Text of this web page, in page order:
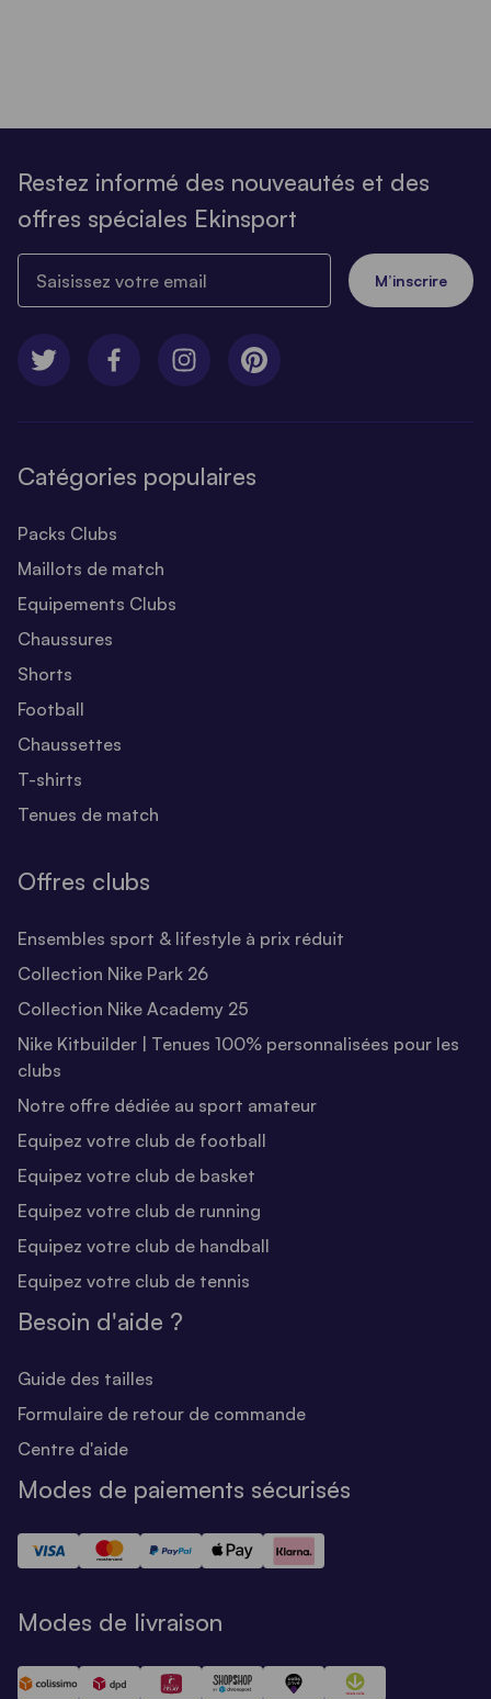
Restez informé des nouveautés et des
offres spéciales Ekinsport
M’inscrire
Catégories populaires
Packs Clubs
Maillots de match
Equipements Clubs
Chaussures
Shorts
Football
Chaussettes
T-shirts
Tenues de match
Offres clubs
Ensembles sport & lifestyle à prix réduit
Collection Nike Park 26
Collection Nike Academy 25
Nike Kitbuilder | Tenues 100% personnalisées pour les
clubs
Notre offre dédiée au sport amateur
Equipez votre club de football
Equipez votre club de basket
Equipez votre club de running
Equipez votre club de handball
Equipez votre club de tennis
Besoin d'aide ?
Guide des tailles
Formulaire de retour de commande
Centre d'aide
Modes de paiements sécurisés
Modes de livraison